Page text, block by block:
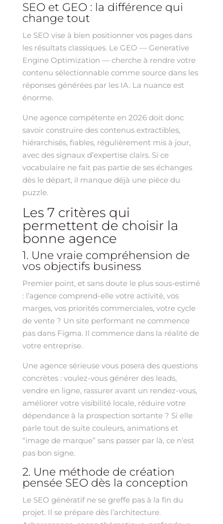
SEO et GEO : la différence qui
change tout
Le SEO vise à bien positionner vos pages dans
les résultats classiques. Le GEO — Generative
Engine Optimization — cherche à rendre votre
contenu sélectionnable comme source dans les
réponses générées par les IA. La nuance est
énorme.
Une agence compétente en 2026 doit donc
savoir construire des contenus extractibles,
hiérarchisés, fiables, régulièrement mis à jour,
avec des signaux d’expertise clairs. Si ce
vocabulaire ne fait pas partie de ses échanges
dès le départ, il manque déjà une pièce du
puzzle.
Les 7 critères qui
permettent de choisir la
bonne agence
1. Une vraie compréhension de
vos objectifs business
Premier point, et sans doute le plus sous-estimé
: l’agence comprend-elle votre activité, vos
marges, vos priorités commerciales, votre cycle
de vente ? Un site performant ne commence
pas dans Figma. Il commence dans la réalité de
votre entreprise.
Une agence sérieuse vous posera des questions
concrètes : voulez-vous générer des leads,
vendre en ligne, rassurer avant un rendez-vous,
améliorer votre visibilité locale, réduire votre
dépendance à la prospection sortante ? Si elle
parle tout de suite couleurs, animations et
“image de marque” sans passer par là, ce n’est
pas bon signe.
2. Une méthode de création
pensée SEO dès la conception
Le SEO génératif ne se greffe pas à la fin du
projet. Il se prépare dès l’architecture.